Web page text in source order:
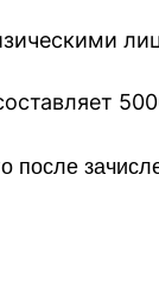
сайт
после